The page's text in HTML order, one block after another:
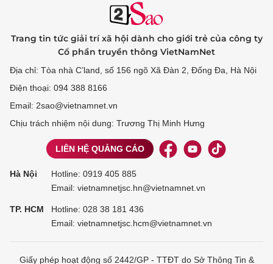
Trang tin tức giải trí xã hội dành cho giới trẻ của công ty
Cổ phần truyền thông VietNamNet
Địa chỉ: Tòa nhà C’land, số 156 ngõ Xã Đàn 2, Đống Đa, Hà Nội
Điện thoại: 094 388 8166
Email: 2sao@vietnamnet.vn
Chịu trách nhiệm nội dung: Trương Thị Minh Hưng
LIÊN HỆ QUẢNG CÁO
Hà Nội Hotline: 0919 405 885
Email: vietnamnetjsc.hn@vietnamnet.vn
TP. HCM Hotline: 028 38 181 436
Email: vietnamnetjsc.hcm@vietnamnet.vn
Giấy phép hoạt động số 2442/GP - TTĐT do Sở Thông Tin &